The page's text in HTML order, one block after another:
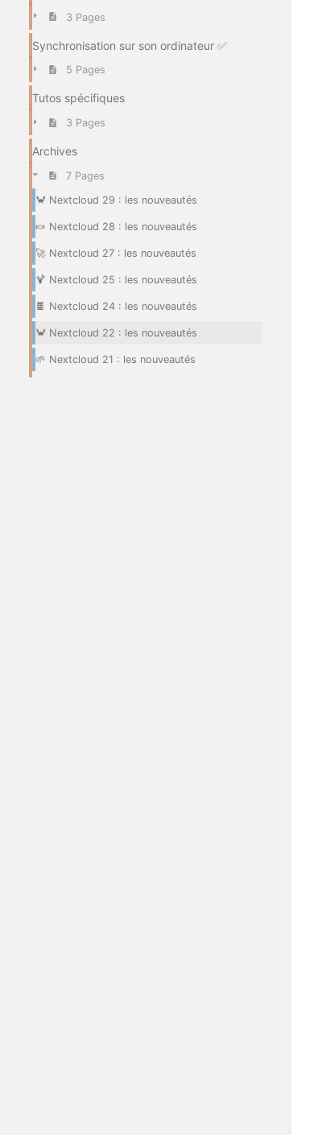
3 Pages
Synchronisation sur son ordinateur ✅
5 Pages
Tutos spécifiques
3 Pages
Archives
7 Pages
🦀 Nextcloud 29 : les nouveautés
🍬 Nextcloud 28 : les nouveautés
🚀 Nextcloud 27 : les nouveautés
🍹 Nextcloud 25 : les nouveautés
🍫 Nextcloud 24 : les nouveautés
🦀 Nextcloud 22 : les nouveautés
🌱 Nextcloud 21 : les nouveautés